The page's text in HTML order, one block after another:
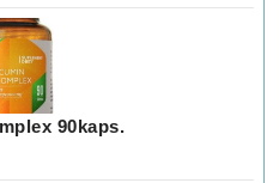
90kaps.